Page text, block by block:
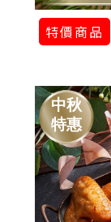
特價商品
中秋
特惠